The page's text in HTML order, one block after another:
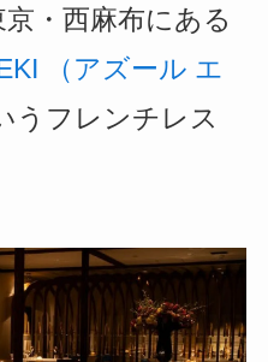
・西麻布にある
（アズール エ
うフレンチレス